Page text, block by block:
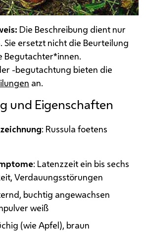
Die Beschreibung dient nur
Sie ersetzt nicht die Beurteilung
Begutachter*innen.
-begutachtung bieten die
an.
und Eigenschaften
: Russula foetens
: Latenzzeit ein bis sechs
Verdauungsstörungen
buchtig angewachsen
weiß
(wie Apfel), braun